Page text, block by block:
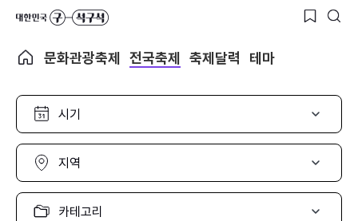
문화관광축제 전국축제 축제달력 테마
시
선
택
지
선
택
카